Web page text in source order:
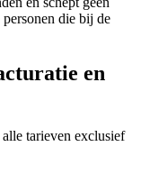
die bij de
en
tarieven exclusief